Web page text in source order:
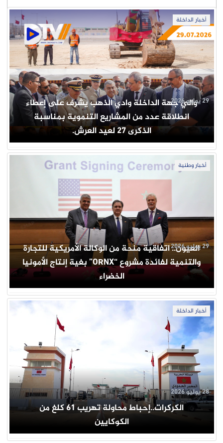
أخبار الداخلة
والي جهة الداخلة وادي الذهب يشرف على إعطاء
انطلاقة عدد من المشاريع التنموية بمناسبة
الذكرى 27 لعيد العرش.
29 يوليو 2026
أخبار وطنية
العيون.. اتفاقية منحة من الوكالة الأمريكية للتجارة
والتنمية لفائدة مشروع “ORNX” بغية إنتاج الأمونيا
الخضراء
29 يوليو 2026
أخبار الداخلة
الكركرات..إحباط محاولة تهريب 61 كلغ من
الكوكايين
28 يوليو 2026